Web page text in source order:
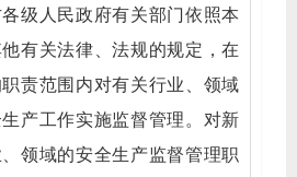
各级人民政府有关部门依照本
有关法律、法规的规定，在
责范围内对有关行业、领域
产工作实施监督管理。对新
领域的安全生产监督管理职